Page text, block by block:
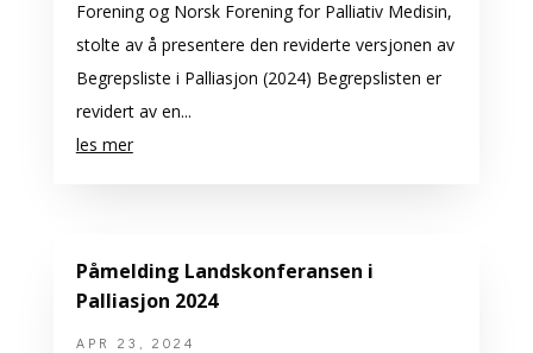
Forening og Norsk Forening for Palliativ Medisin,
stolte av å presentere den reviderte versjonen av
Begrepsliste i Palliasjon (2024) Begrepslisten er
revidert av en...
les mer
Påmelding Landskonferansen i
Palliasjon 2024
APR 23, 2024